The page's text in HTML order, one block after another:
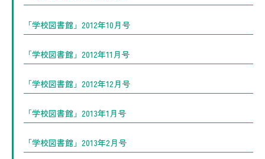
「学校図書館」2012年10月号
「学校図書館」2012年11月号
「学校図書館」2012年12月号
「学校図書館」2013年1月号
「学校図書館」2013年2月号